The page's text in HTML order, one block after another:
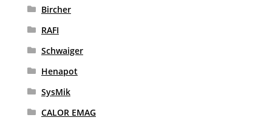
Bircher
RAFI
Schwaiger
Henapot
SysMik
CALOR EMAG